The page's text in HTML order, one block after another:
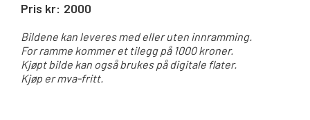
Pris kr: 2000
Bildene kan leveres med eller uten innramming.
For ramme kommer et tilegg på 1000 kroner.
Kjøpt bilde kan også brukes på digitale flater.
Kjøp er mva-fritt.